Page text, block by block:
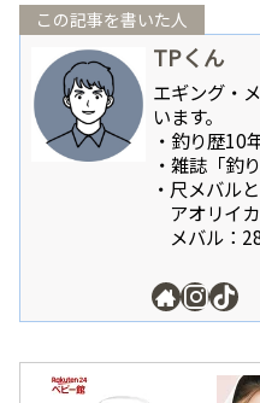
この記事を書いた人
TPくん
エギング・
います。
・釣り歴10
・雑誌「釣
・尺メバル
アオリイ
メバル：